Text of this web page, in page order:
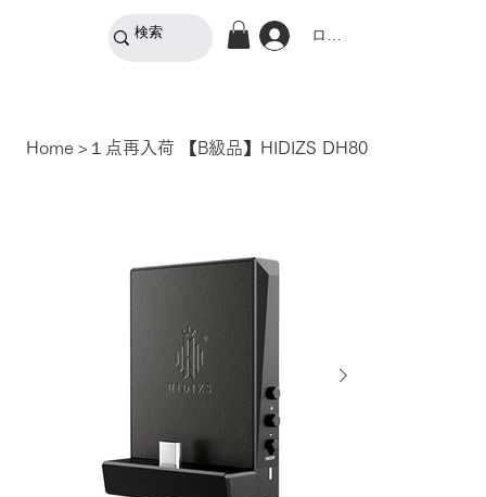
ログイン
Home > １点再入荷 【B級品】HIDIZS DH80